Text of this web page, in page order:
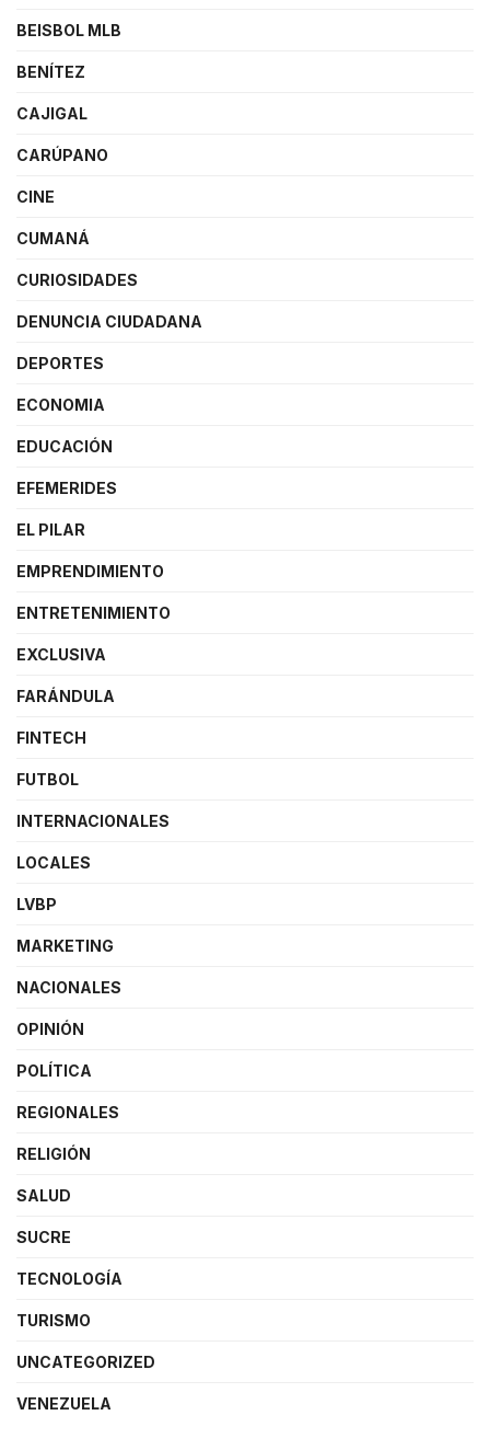
BEISBOL MLB
BENÍTEZ
CAJIGAL
CARÚPANO
CINE
CUMANÁ
CURIOSIDADES
DENUNCIA CIUDADANA
DEPORTES
ECONOMIA
EDUCACIÓN
EFEMERIDES
EL PILAR
EMPRENDIMIENTO
ENTRETENIMIENTO
EXCLUSIVA
FARÁNDULA
FINTECH
FUTBOL
INTERNACIONALES
LOCALES
LVBP
MARKETING
NACIONALES
OPINIÓN
POLÍTICA
REGIONALES
RELIGIÓN
SALUD
SUCRE
TECNOLOGÍA
TURISMO
UNCATEGORIZED
VENEZUELA